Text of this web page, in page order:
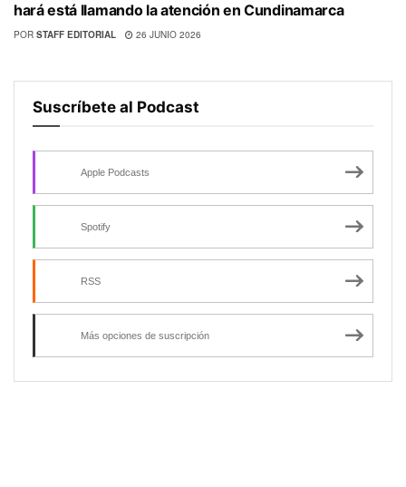
hará está llamando la atención en Cundinamarca
POR STAFF EDITORIAL 26 JUNIO 2026
Suscríbete al Podcast
Apple Podcasts
Spotify
RSS
Más opciones de suscripción